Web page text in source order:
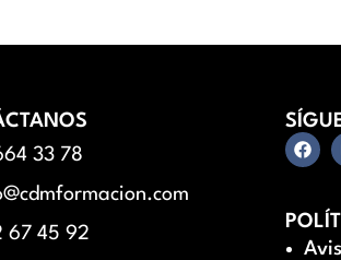
33 78
67 45 92